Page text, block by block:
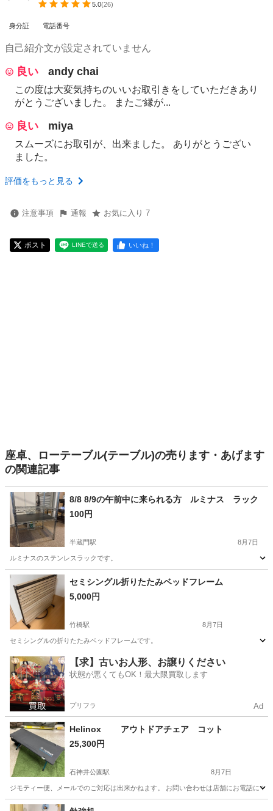
5.0(26)
身分証 電話番号
自己紹介文が設定されていません
良い andy chai
この度は大変気持ちのいいお取引きをしていただきあり
がとうございました。 またご縁が...
良い miya
スムーズにお取引が、出来ました。 ありがとうござい
ました。
評価をもっと見る
注意事項 通報 お気に入り 7
ポスト LINEで送る いいね！
座卓、ローテーブル(テーブル)の売ります・あげます
の関連記事
8/8 8/9の午前中に来られる方 ルミナス ラック
100円
半蔵門駅 8月7日
ルミナスのステンレスラックです。
東京 千代田区 半蔵門駅 家具
セミシングル折りたたみベッドフレーム
5,000円
竹橋駅 8月7日
セミシングルの折りたたみベッドフレームです。
東京 千代田区 竹橋駅 ベッド
【求】古いお人形、お譲りください
状態が悪くてもOK！最大限買取します
プリフラ Ad
Helinox アウトドアチェア コット
25,300円
石神井公園駅 8月7日
ジモティー便、メールでのご対応は出来かねます。 お問い合わせは店舗にお電話に
東京 練馬区 石神井公園駅